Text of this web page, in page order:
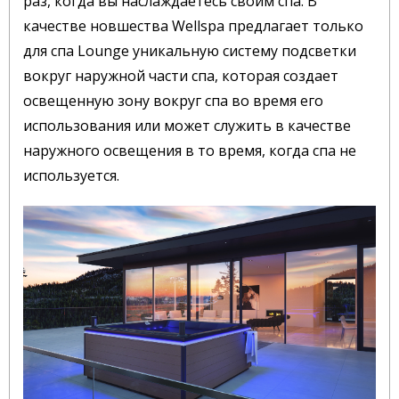
качестве новшества Wellspa предлагает только
для спа Lounge уникальную систему подсветки
вокруг наружной части спа, которая создает
освещенную зону вокруг спа во время его
использования или может служить в качестве
наружного освещения в то время, когда спа не
используется.